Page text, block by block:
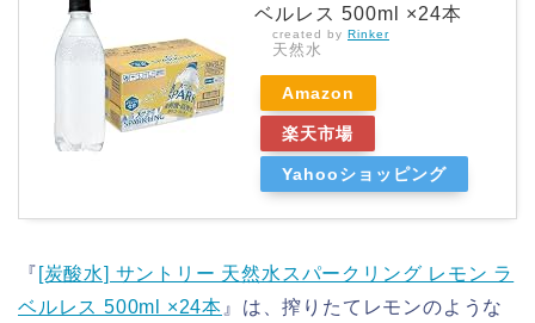
ベルレス 500ml ×24本
created by Rinker
天然水
Amazon
楽天市場
Yahooショッピング
『 [炭酸水] サントリー 天然水スパークリング レモン ラ
ベルレス 500ml ×24本 』は、搾りたてレモンのような